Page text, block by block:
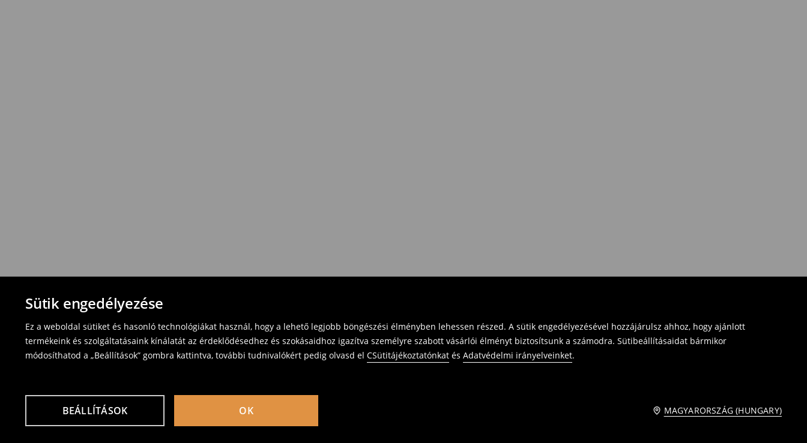
Sütik engedélyezése
Ez a weboldal sütiket és hasonló technológiákat használ, hogy a lehető legjobb böngészési élményben lehessen részed. A sütik engedélyezésével hozzájárulsz ahhoz, hogy ajánlott
termékeink és szolgáltatásaink kínálatát az érdeklődésedhez és szokásaidhoz igazítva személyre szabott vásárlói élményt biztosítsunk a számodra. Sütibeállításaidat bármikor
módosíthatod a „Beállítások” gombra kattintva, további tudnivalókért pedig olvasd el CSütitájékoztatónkat és Adatvédelmi irányelveinket.
BEÁLLÍTÁSOK OK MAGYARORSZÁG (HUNGARY)